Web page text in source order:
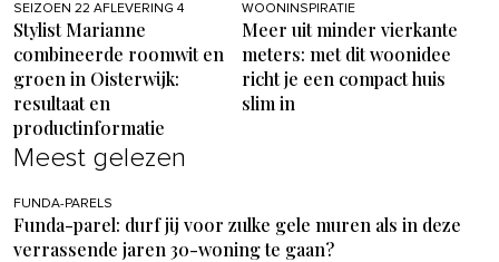
SEIZOEN 22 AFLEVERING 4
Stylist Marianne
combineerde roomwit en
groen in Oisterwijk:
resultaat en
productinformatie
WOONINSPIRATIE
Meer uit minder vierkante
meters: met dit woonidee
richt je een compact huis
slim in
Meest gelezen
FUNDA-PARELS
Funda-parel: durf jij voor zulke gele muren als in deze
verrassende jaren 30-woning te gaan?